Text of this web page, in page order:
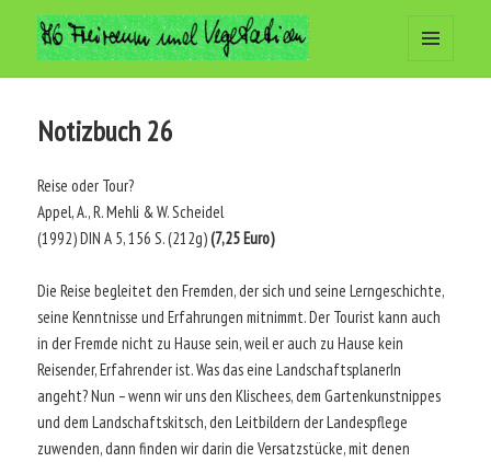
Arbeitsgemeinschaft Freiraum
und Vegetation
Notizbuch 26
Reise oder Tour?
Appel, A., R. Mehli & W. Scheidel
(1992) DIN A 5, 156 S. (212g)(7,25 Euro)
Die Reise begleitet den Fremden, der sich und seine Lerngeschichte,
seine Kenntnisse und Erfahrungen mitnimmt. Der Tourist kann auch
in der Fremde nicht zu Hause sein, weil er auch zu Hause kein
Reisender, Erfahrender ist. Was das eine LandschaftsplanerIn
angeht? Nun – wenn wir uns den Klischees, dem Gartenkunstnippes
und dem Landschaftskitsch, den Leitbildern der Landespflege
zuwenden, dann finden wir darin die Versatzstücke, mit denen